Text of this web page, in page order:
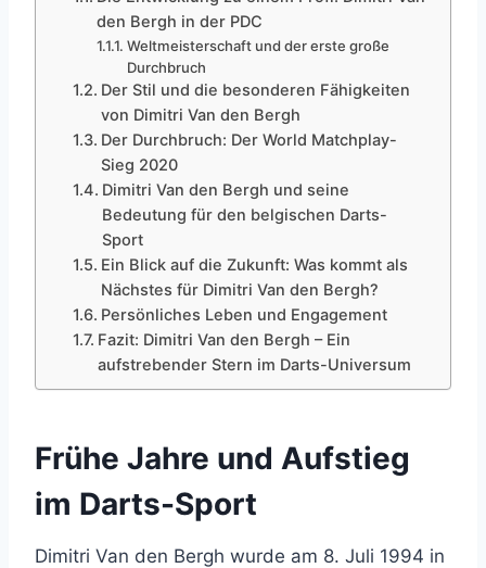
den Bergh in der PDC
Weltmeisterschaft und der erste große
Durchbruch
Der Stil und die besonderen Fähigkeiten
von Dimitri Van den Bergh
Der Durchbruch: Der World Matchplay-
Sieg 2020
Dimitri Van den Bergh und seine
Bedeutung für den belgischen Darts-
Sport
Ein Blick auf die Zukunft: Was kommt als
Nächstes für Dimitri Van den Bergh?
Persönliches Leben und Engagement
Fazit: Dimitri Van den Bergh – Ein
aufstrebender Stern im Darts-Universum
Frühe Jahre und Aufstieg
im Darts-Sport
Dimitri Van den Bergh wurde am 8. Juli 1994 in